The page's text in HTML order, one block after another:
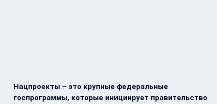
Нацпроекты – это крупные федеральные
госпрограммы, которые инициирует правительство